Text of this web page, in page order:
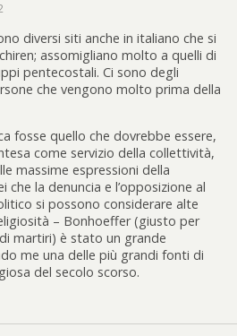
diversi siti anche in italiano che si
assomigliano molto a quelli di
pentecostali. Ci sono degli
che vengono molto prima della
fosse quello che dovrebbe essere,
come servizio della collettività,
massime espressioni della
che la denuncia e l’opposizione al
si possono considerare alte
– Bonhoeffer (giusto per
martiri) è stato un grande
me una delle più grandi fonti di
del secolo scorso.